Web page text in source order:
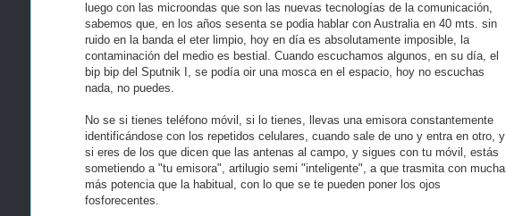
luego con las microondas que son las nuevas tecnologías de la comunicación,
sabemos que, en los años sesenta se podia hablar con Australia en 40 mts. sin
ruido en la banda el eter limpio, hoy en día es absolutamente imposible, la
contaminación del medio es bestial. Cuando escuchamos algunos, en su día, el
bip bip del Sputnik I, se podía oir una mosca en el espacio, hoy no escuchas
nada, no puedes.
No se si tienes teléfono móvil, si lo tienes, llevas una emisora constantemente
identificándose con los repetidos celulares, cuando sale de uno y entra en otro, y
si eres de los que dicen que las antenas al campo, y sigues con tu móvil, estás
sometiendo a "tu emisora", artilugio semi "inteligente", a que trasmita con mucha
más potencia que la habitual, con lo que se te pueden poner los ojos
fosforecentes.